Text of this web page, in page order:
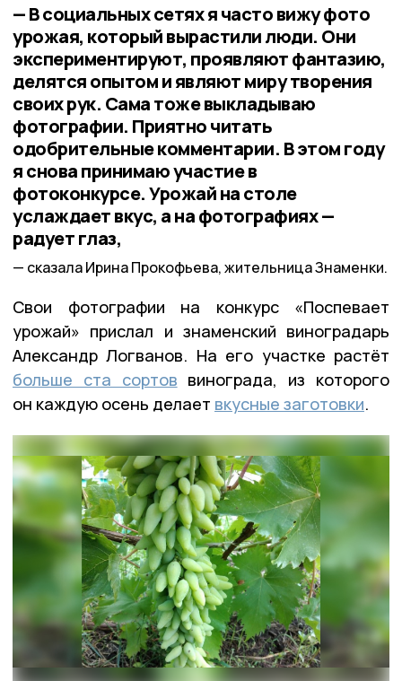
— В социальных сетях я часто вижу фото
урожая, который вырастили люди. Они
экспериментируют, проявляют фантазию,
делятся опытом и являют миру творения
своих рук. Сама тоже выкладываю
фотографии. Приятно читать
одобрительные комментарии. В этом году
я снова принимаю участие в
фотоконкурсе. Урожай на столе
услаждает вкус, а на фотографиях —
радует глаз,
сказала Ирина Прокофьева, жительница Знаменки.
Свои фотографии на конкурс «Поспевает
урожай» прислал и знаменский виноградарь
Александр Логванов. На его участке растёт
больше ста сортов винограда, из которого
он каждую осень делает вкусные заготовки.